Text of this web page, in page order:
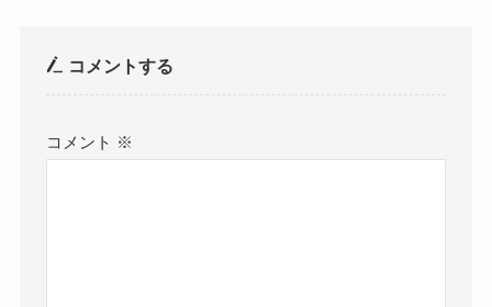
コメントする
コメント ※